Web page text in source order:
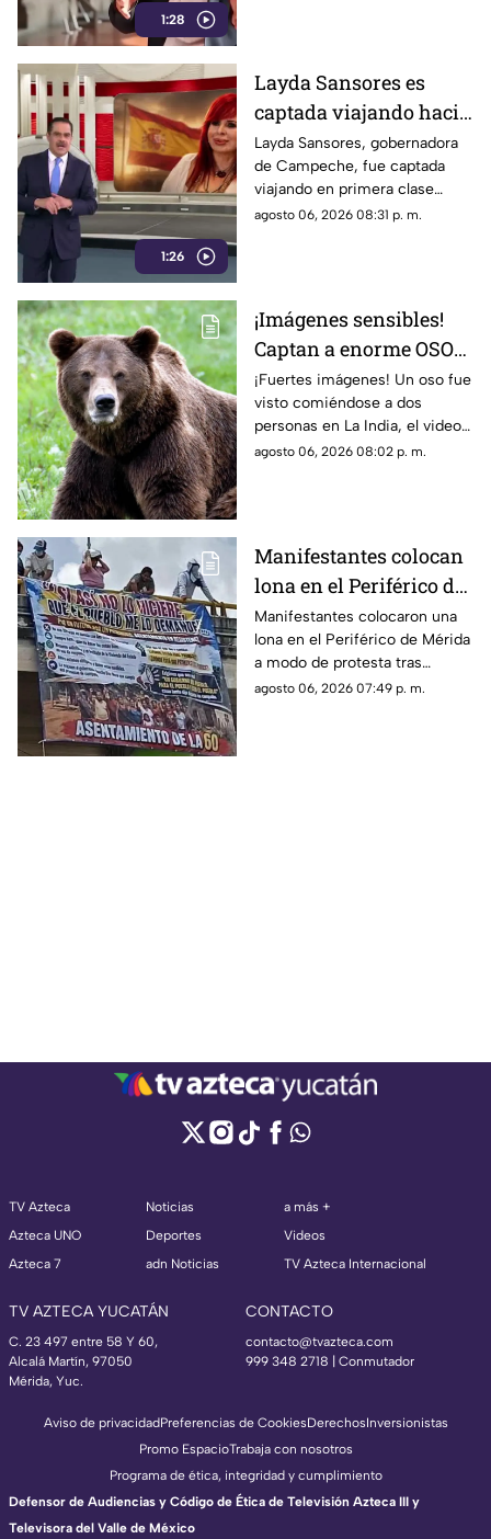
1:28
1:26
Layda Sansores es
captada viajando hacia
Madrid
Layda Sansores, gobernadora
de Campeche, fue captada
viajando en primera clase
rumbo a Madrid junto a su
agosto 06, 2026 08:31 p. m.
¡Imágenes sensibles!
Captan a enorme OSO
devorándose a dos
hermanos; filtran
VIDEO
¡Fuertes imágenes! Un oso fue
visto comiéndose a dos
personas en La India, el video
se ha vuelto viral en redes.
agosto 06, 2026 08:02 p. m.
Manifestantes colocan
lona en el Periférico de
Mérida tras DESALOJO;
furiosos contra Huacho
Manifestantes colocaron una
lona en el Periférico de Mérida
a modo de protesta tras
desalojo de un asentamiento,
agosto 06, 2026 07:49 p. m.
TV Azteca
Azteca UNO
Azteca 7
Noticias
Deportes
adn Noticias
a más +
Videos
TV Azteca Internacional
TV AZTECA YUCATÁN
C. 23 497 entre 58 Y 60,
Alcalá Martín, 97050
Mérida, Yuc.
CONTACTO
contacto@tvazteca.com
999 348 2718 | Conmutador
Aviso de privacidadPreferencias de CookiesDerechosInversionistas
Promo EspacioTrabaja con nosotros
Programa de ética, integridad y cumplimiento
Defensor de Audiencias y Código de Ética de Televisión Azteca III y
Televisora del Valle de México